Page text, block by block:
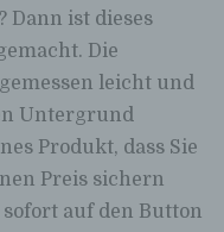
Dann ist dieses
Die
leicht und
Untergrund
Produkt, dass Sie
Preis sichern
auf den Button